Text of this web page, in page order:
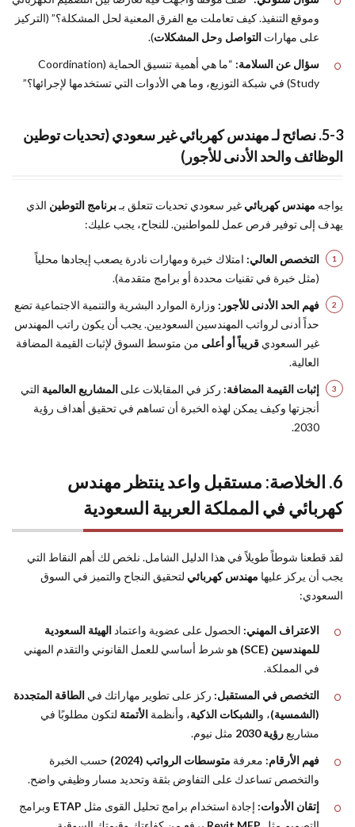
وموقع التنفيذ. كيف تعاملت مع الفرق المعنية لحل المشكلة؟” (التركيز
على مهارات التواصل وحل المشكلات).
سؤال عن السلامة:
“ما هي أهمية تنسيق الحماية (Coordination
Study) في شبكة التوزيع، وما هي الأدوات التي تستخدمها لإجرائها؟”
5-3. نصائح لـ مهندس كهربائي غير سعودي (تحديات توطين
الوظائف والحد الأدنى للأجور)
يواجه مهندس كهربائي غير سعودي تحديات تتعلق بـبرنامج التوطين الذي
يهدف إلى توفير فرص عمل للمواطنين. للنجاح، يجب عليك:
التخصص العالي: امتلاك خبرة ومهارات نادرة يصعب إيجادها محلياً
(مثل خبرة في تقنيات محددة أو برامج متقدمة).
فهم الحد الأدنى للأجور: وزارة الموارد البشرية والتنمية الاجتماعية تضع
حداً أدنى لرواتب المهندسين السعوديين. يجب أن يكون راتب المهندس
غير السعودي قريباً أو أعلى من متوسط السوق لإثبات القيمة المضافة
العالية.
إثبات القيمة المضافة: ركز في المقابلات على المشاريع العالمية التي
أنجزتها وكيف يمكن لهذه الخبرة أن تساهم في تحقيق أهداف رؤية
2030.
6. الخلاصة: مستقبل واعد ينتظر مهندس
كهربائي في المملكة العربية السعودية
لقد قطعنا شوطاً طويلاً في هذا الدليل الشامل. نلخص لك أهم النقاط التي
يجب أن يركز عليها مهندس كهربائي لتحقيق النجاح والتميز في السوق
السعودي:
الاعتراف المهني: الحصول على عضوية واعتماد الهيئة السعودية
للمهندسين (SCE)
هو شرط أساسي للعمل القانوني والتقدم المهني
في المملكة.
التخصص في المستقبل: ركز على تطوير مهاراتك في الطاقة المتجددة
(الشمسية)، و الشبكات الذكية، وأنظمة الأتمتة لتكون مطلوبًا في
مشاريعرؤية 2030
مثل نيوم.
فهم الأرقام: معرفة متوسطات الرواتب (2024)
حسب الخبرة
والتخصص تساعدك على التفاوض بثقة وتحديد مسار وظيفي واضح.
إتقان الأدوات: إجادة استخدام برامج تحليل القوى مثل ETAP وبرامج